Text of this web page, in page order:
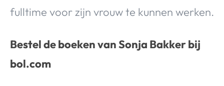
fulltime voor zijn vrouw te kunnen werken.
Bestel de boeken van Sonja Bakker bij
bol.com